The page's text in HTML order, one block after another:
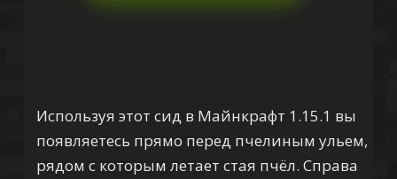
Используя этот сид в Майнкрафт 1.15.1 вы
появляетесь прямо перед пчелиным ульем,
рядом с которым летает стая пчёл. Справа